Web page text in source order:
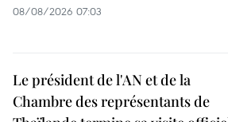
08/08/2026 07:03
Le président de l'AN et de la
Chambre des représentants de